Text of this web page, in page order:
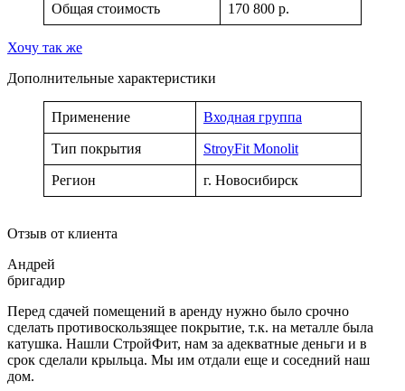
Общая стоимость 170 800 р.
Хочу так же
Дополнительные характеристики
Применение Входная группа
Тип покрытия StroyFit Monolit
Регион г. Новосибирск
Отзыв от клиента
Андрей
бригадир
Перед сдачей помещений в аренду нужно было срочно
сделать противоскользящее покрытие, т.к. на металле была
катушка. Нашли СтройФит, нам за адекватные деньги и в
срок сделали крыльца. Мы им отдали еще и соседний наш
дом.